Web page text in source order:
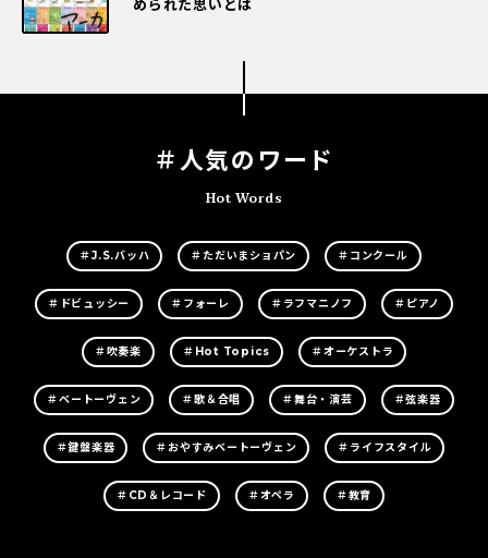
められた思いとは
＃人気のワード
Hot Words
＃J.S.バッハ ＃ただいまショパン ＃コンクール
＃ドビュッシー ＃フォーレ ＃ラフマニノフ ＃ピアノ
＃吹奏楽 ＃Hot Topics ＃オーケストラ
＃ベートーヴェン ＃歌＆合唱 ＃舞台・演芸 ＃弦楽器
＃鍵盤楽器 ＃おやすみベートーヴェン ＃ライフスタイル
＃CD＆レコード ＃オペラ ＃教育